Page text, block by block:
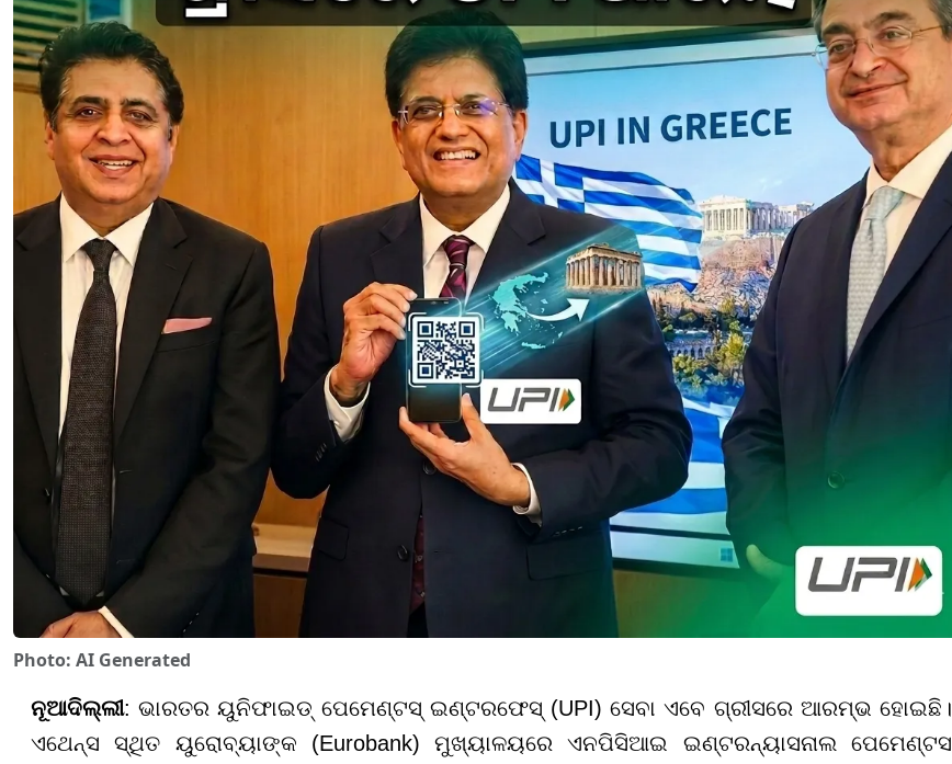
Photo: AI Generated
ନୂଆଦିଲ୍ଲୀ: ଭାରତର ୟୁନିଫାଇଡ୍ ପେମେଣ୍ଟସ୍ ଇଣ୍ଟରଫେସ୍ (UPI) ସେବା ଏବେ ଗ୍ରୀସରେ ଆରମ୍ଭ ହୋଇଛି।
ଏଥେନ୍ସ ସ୍ଥିତ ୟୁରୋବ୍ୟାଙ୍କ (Eurobank) ମୁଖ୍ୟାଳୟରେ ଏନପିସିଆଇ ଇଣ୍ଟରନ୍ୟାସନାଲ ପେମେଣ୍ଟସ